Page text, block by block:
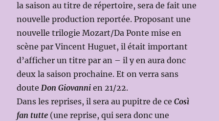
la saison au titre de répertoire, sera de fait une
nouvelle production reportée. Proposant une
nouvelle trilogie Mozart/Da Ponte mise en
scène par Vincent Huguet, il était important
d’afficher un titre par an – il y en aura donc
deux la saison prochaine. Et on verra sans
douteDon Giovanni en 21/22.
Dans les reprises, il sera au pupitre de ceCosì
fan tutte (une reprise, qui sera donc une